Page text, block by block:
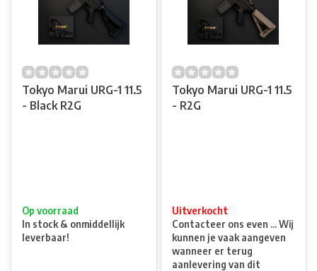
Tokyo Marui URG-1 11.5
- Black R2G
Op voorraad
In stock & onmiddellijk
leverbaar!
Tokyo Marui URG-1 11.5
- R2G
Uitverkocht
Contacteer ons even ... Wij
kunnen je vaak aangeven
wanneer er terug
aanlevering van dit